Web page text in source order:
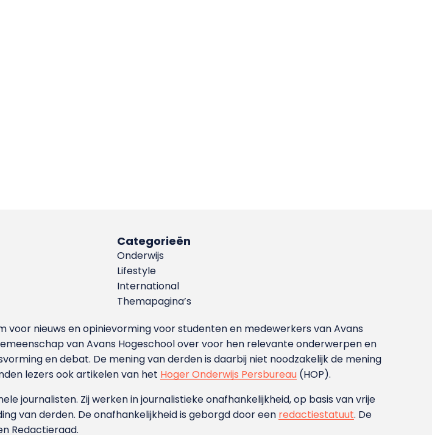
Categorieën
Onderwijs
Lifestyle
International
Themapagina’s
voor nieuws en opinievorming voor studenten en medewerkers van Avans
van Avans Hogeschool over voor hen relevante onderwerpen en
en debat. De mening van derden is daarbij niet noodzakelijk de mening
lezers ook artikelen van het Hoger Onderwijs Persbureau (HOP).
journalisten. Zij werken in journalistieke onafhankelijkheid, op basis van vrije
van derden. De onafhankelijkheid is geborgd door een redactiestatuut. De
Redactieraad.